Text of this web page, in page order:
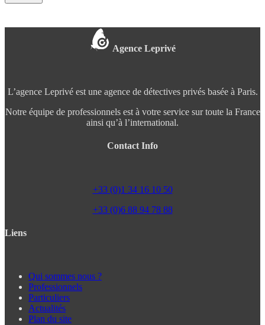
Agence Leprivé
L’agence Leprivé est une agence de détectives privés basée à Paris.
Notre équipe de professionnels est à votre service sur toute la France
ainsi qu’à l’international.
Contact Info
+33 (0)1 34 16 10 50
+33 (0)6 88 94 78 88
Liens
Qui sommes nous ?
Professionnels
Particuliers
Actualités
Plan du site